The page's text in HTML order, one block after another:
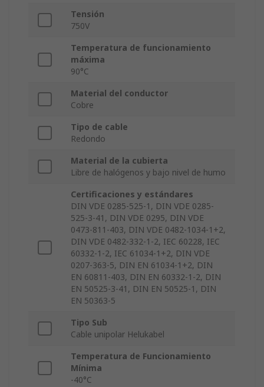
Tensión
750V
Temperatura de funcionamiento
máxima
90°C
Material del conductor
Cobre
Tipo de cable
Redondo
Material de la cubierta
Libre de halógenos y bajo nivel de humo
Certificaciones y estándares
DIN VDE 0285-525-1, DIN VDE 0285-
525-3-41, DIN VDE 0295, DIN VDE
0473-811-403, DIN VDE 0482-1034-1+2,
DIN VDE 0482-332-1-2, IEC 60228, IEC
60332-1-2, IEC 61034-1+2, DIN VDE
0207-363-5, DIN EN 61034-1+2, DIN
EN 60811-403, DIN EN 60332-1-2, DIN
EN 50525-3-41, DIN EN 50525-1, DIN
EN 50363-5
Tipo Sub
Cable unipolar Helukabel
Temperatura de Funcionamiento
Mínima
-40°C